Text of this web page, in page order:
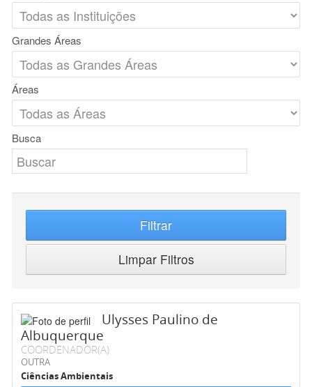
Grandes Áreas
Áreas
Busca
Filtrar
Limpar Filtros
Ulysses Paulino de
Albuquerque
COORDENADOR(A)
OUTRA
Ciências Ambientais